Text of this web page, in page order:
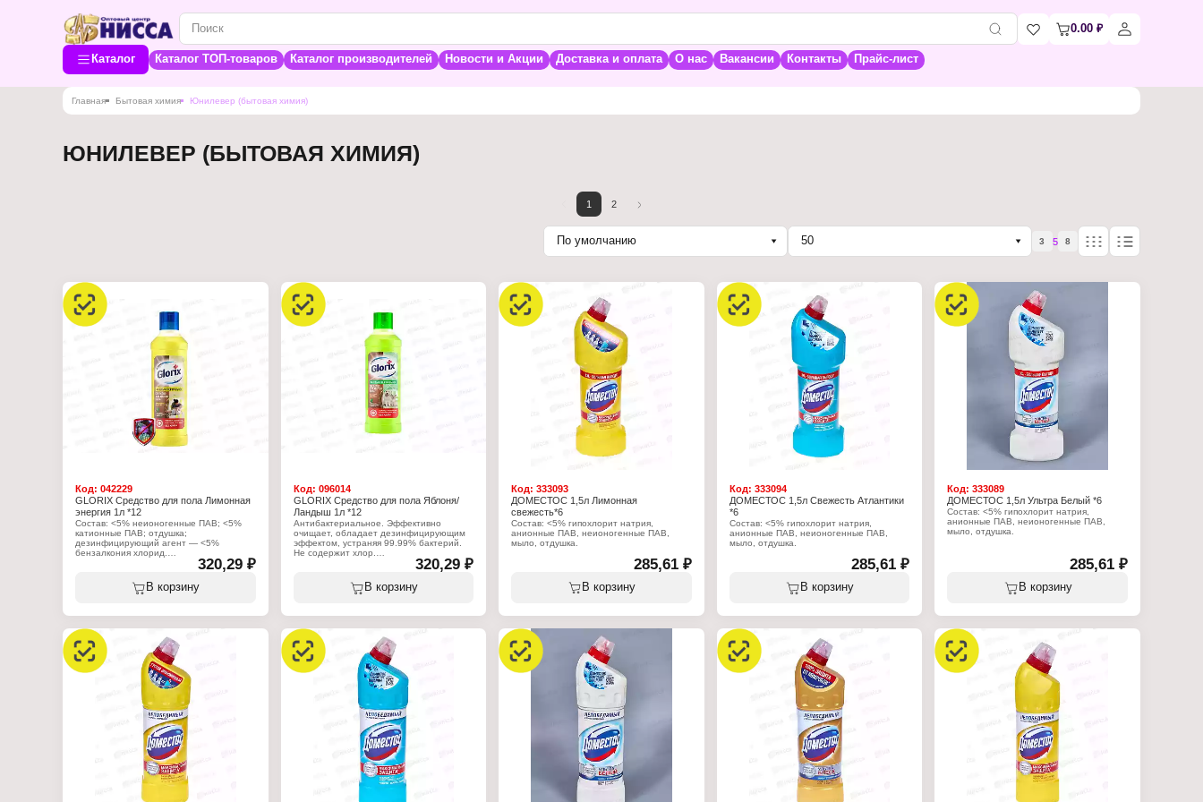
0.00 ₽
Каталог Каталог ТОП-товаров Каталог производителей Новости и Акции Доставка и оплата О нас Вакансии Контакты Прайс-лист
Главная Бытовая химия Юнилевер (бытовая химия)
ЮНИЛЕВЕР (БЫТОВАЯ ХИМИЯ)
1 2
По умолчанию 50 3 5 8
Код: 042229
GLORIX Средство для пола Лимонная
энергия 1л *12
Состав: <5% неионогенные ПАВ; <5%
катионные ПАВ; отдушка;
дезинфицирующий агент — <5%
бензалкония хлорид.
Производитель: Арнест ЮниРусь
Бренд: GLORIX
Особенность: антибактериальное
Форма выпуска: жидкость
Объем: 1 л
320,29 ₽
В корзину
Код: 096014
GLORIX Средство для пола Яблоня/
Ландыш 1л *12
Антибактериальное. Эффективно
очищает, обладает дезинфицирующим
эффектом, устраняя 99.99% бактерий.
Не содержит хлор.
Производитель: Арнест ЮниРусь
Бренд: GLORIX
Форма выпуска: жидкость
Объем: 1,0л
Габаритные размеры: 85х85х290 мм
320,29 ₽
В корзину
Код:333093
ДОМЕСТОС 1,5л Лимонная
свежесть*6
Состав: <5% гипохлорит натрия,
анионные ПАВ, неионогенные ПАВ,
мыло, отдушка.
Производитель: Арнест ЮниРусь
Бренд: Доместос
Тип товара: Чистящее средство
Форма выпуска: гель
Объем: 1,5 л
285,61 ₽
В корзину
Код: 333094
ДОМЕСТОС 1,5л Свежесть Атлантики
*6
Состав: <5% гипохлорит натрия,
анионные ПАВ, неионогенные ПАВ,
мыло, отдушка.
Производитель: Арнест ЮниРусь
Бренд: Доместос
Тип товара: Чистящее средство
Форма выпуска: гель
Объем: 1,5 л
285,61 ₽
В корзину
Код:333089
ДОМЕСТОС 1,5л Ультра Белый *6
Состав: <5% гипохлорит натрия,
анионные ПАВ, неионогенные ПАВ,
мыло, отдушка.
Производитель: Арнест ЮниРусь
Тип товара: Чистящее средство
Назначение: универсальное
285,61 ₽
В корзину